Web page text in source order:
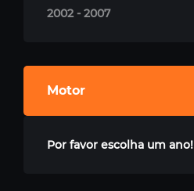
2002 - 2007
Motor
Por favor escolha um ano!